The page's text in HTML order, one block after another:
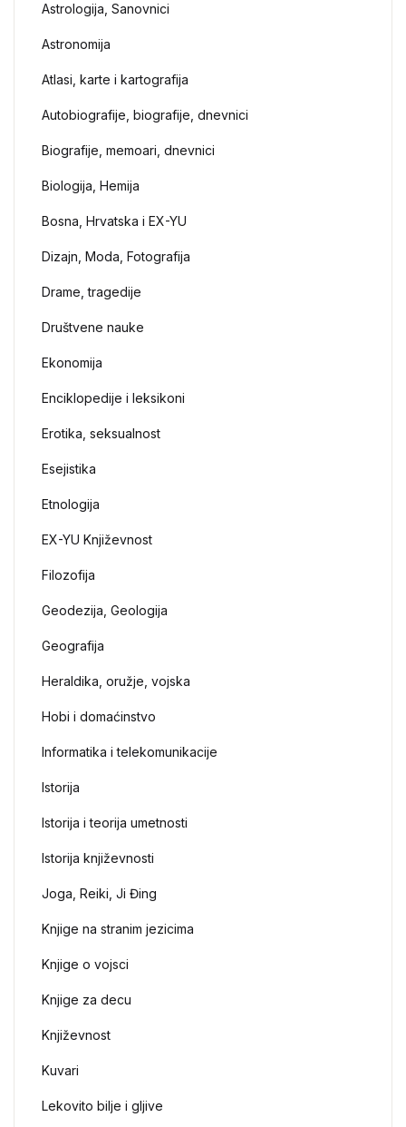
Astrologija, Sanovnici
Astronomija
Atlasi, karte i kartografija
Autobiografije, biografije, dnevnici
Biografije, memoari, dnevnici
Biologija, Hemija
Bosna, Hrvatska i EX-YU
Dizajn, Moda, Fotografija
Drame, tragedije
Društvene nauke
Ekonomija
Enciklopedije i leksikoni
Erotika, seksualnost
Esejistika
Etnologija
EX-YU Književnost
Filozofija
Geodezija, Geologija
Geografija
Heraldika, oružje, vojska
Hobi i domaćinstvo
Informatika i telekomunikacije
Istorija
Istorija i teorija umetnosti
Istorija književnosti
Joga, Reiki, Ji Đing
Knjige na stranim jezicima
Knjige o vojsci
Knjige za decu
Književnost
Kuvari
Lekovito bilje i gljive